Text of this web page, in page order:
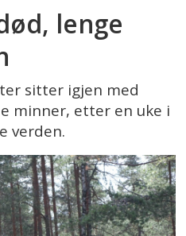
lenge
sitter igjen med
minner, etter en uke i
verden.